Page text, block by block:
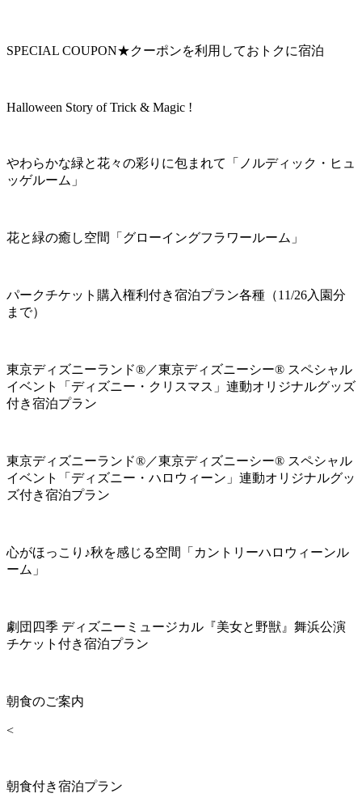
SPECIAL COUPON★クーポンを利用しておトクに宿泊
Halloween Story of Trick & Magic !
やわらかな緑と花々の彩りに包まれて「ノルディック・ヒュ
ッゲルーム」
花と緑の癒し空間「グローイングフラワールーム」
パークチケット購入権利付き宿泊プラン各種（11/26入園分
まで）
東京ディズニーランド®／東京ディズニーシー® スペシャル
イベント「ディズニー・クリスマス」連動オリジナルグッズ
付き宿泊プラン
東京ディズニーランド®／東京ディズニーシー® スペシャル
イベント「ディズニー・ハロウィーン」連動オリジナルグッ
ズ付き宿泊プラン
心がほっこり♪秋を感じる空間「カントリーハロウィーンル
ーム」
劇団四季 ディズニーミュージカル『美女と野獣』舞浜公演
チケット付き宿泊プラン
朝食のご案内
<
朝食付き宿泊プラン